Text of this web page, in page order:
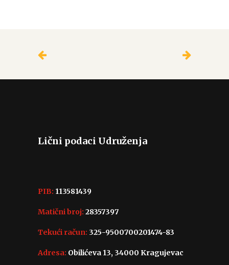
Lični podaci Udruženja
PIB: 113581439
Matični broj: 28357397
Tekući račun: 325-9500700201474-83
Adresa: Obilićeva 13, 34000 Kragujevac